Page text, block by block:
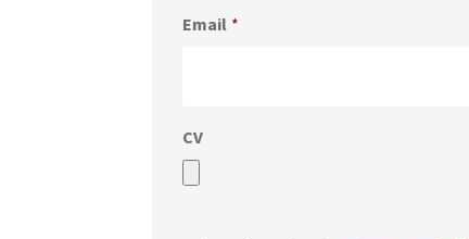
Email *
CV